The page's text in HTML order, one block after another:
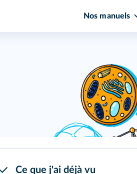
Nos manuels
Ce que j'ai déjà vu